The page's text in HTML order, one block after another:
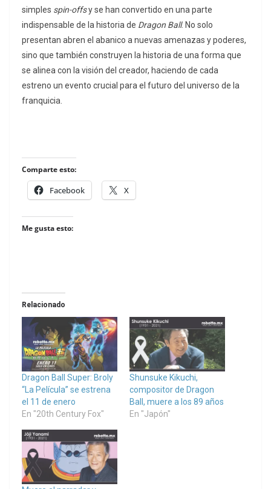
simples spin-offsy se han convertido en una parte
indispensable de la historia de Dragon Ball. No solo
presentan abren el abanico a nuevas amenazas y poderes,
sino que también construyen la historia de una forma que
se alinea con la visión del creador, haciendo de cada
estreno un evento crucial para el futuro del universo de la
franquicia.
Comparte esto:
Facebook X
Me gusta esto:
Relacionado
Dragon Ball Super: Broly
“La Película” se estrena
el 11 de enero
En "20th Century Fox"
Shunsuke Kikuchi,
compositor de Dragon
Ball, muere a los 89 años
En "Japón"